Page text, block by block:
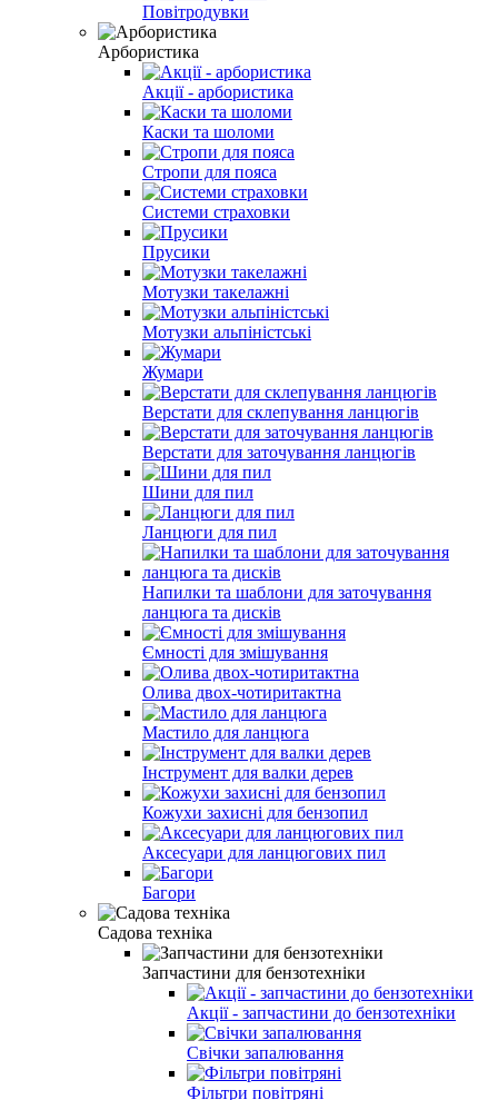
Повітродувки
Арбористика
Акції - арбористика
Каски та шоломи
Стропи для пояса
Системи страховки
Прусики
Мотузки такелажні
Мотузки альпіністські
Жумари
Верстати для склепування ланцюгів
Верстати для заточування ланцюгів
Шини для пил
Ланцюги для пил
Напилки та шаблони для заточування
ланцюга та дисків
Ємності для змішування
Олива двох-чотиритактна
Мастило для ланцюга
Інструмент для валки дерев
Кожухи захисні для бензопил
Аксесуари для ланцюгових пил
Багори
Садова техніка
Запчастини для бензотехніки
Акції - запчастини до бензотехніки
Свічки запалювання
Фільтри повітряні